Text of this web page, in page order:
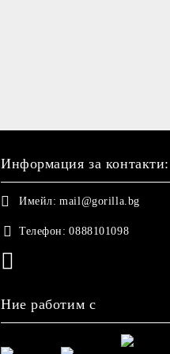
Информация за контакти:
Имейл: mail@gorilla.bg
Телефон: 0888101098
Ние работим с